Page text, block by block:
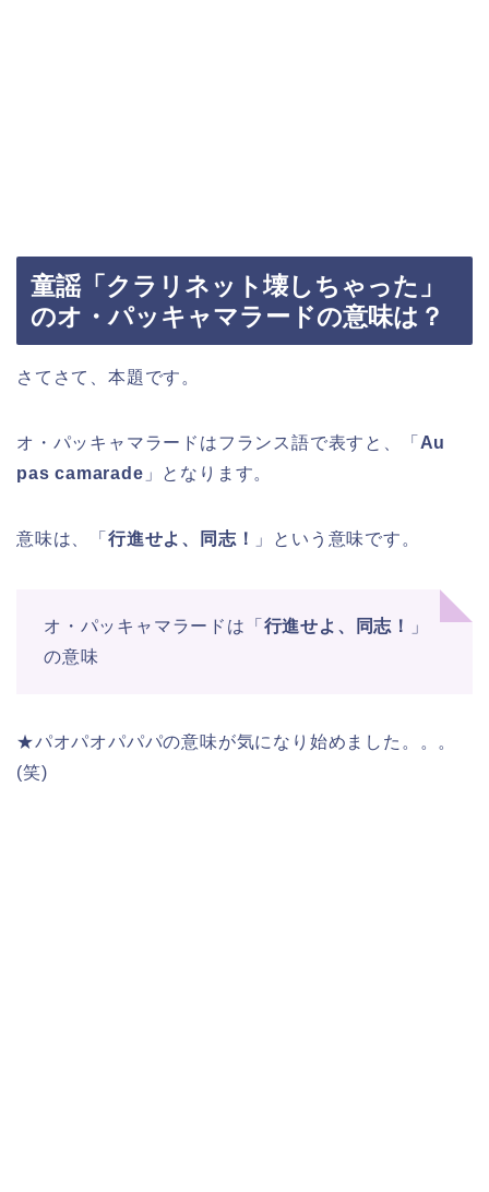
童謡「クラリネット壊しちゃった」
のオ・パッキャマラードの意味は？
さてさて、本題です。
オ・パッキャマラードはフランス語で表すと、「 Au
pas camarade 」となります。
意味は、「 行進せよ、同志！ 」という意味です。
オ・パッキャマラードは「 行進せよ、同志！
」
の意味
★パオパオパパパの意味が気になり始めました。。。
(笑)